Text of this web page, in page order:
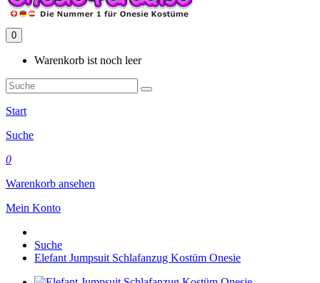
0
Warenkorb ist noch leer
Start
Suche
0
Warenkorb ansehen
Mein Konto
Suche
Elefant Jumpsuit Schlafanzug Kostüm Onesie